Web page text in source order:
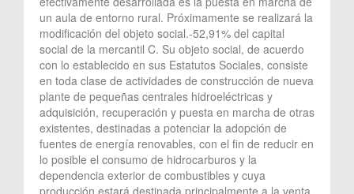
un aula de entorno rural. Próximamente se realizará la
modificación del objeto social.-52,91% del capital
social de la mercantil C. Su objeto social, de acuerdo
con lo establecido en sus Estatutos Sociales, consiste
en toda clase de actividades de construcción de nueva
plante de pequeñas centrales hidroeléctricas y
adquisición, recuperación y puesta en marcha de otras
existentes, destinadas a potenciar la adopción de
fuentes de energía renovables, con el fin de reducir en
lo posible el consumo de hidrocarburos y la
dependencia exterior de combustibles y cuya
producción estará destinada principalmente a la venta